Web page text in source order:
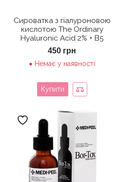
Сироватка з гіалуроновою
кислотою The Ordinary
Hyaluronic Acid 2% + B5
450 грн
Немає у наявності
Купити